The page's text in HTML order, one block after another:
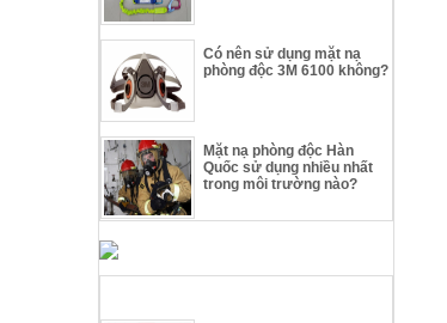
Có nên sử dụng mặt nạ
phòng độc 3M 6100 không?
Mặt nạ phòng độc Hàn
Quốc sử dụng nhiều nhất
trong môi trường nào?